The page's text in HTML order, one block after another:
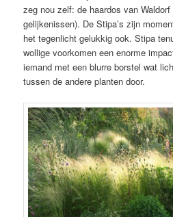
zeg nou zelf: de haardos van
gelijkenissen). De Stipa’s zijn
het tegenlicht gelukkig ook. Stipa
wollige voorkomen een enorme
iemand met een blurre borstel wat
tussen de andere planten door.